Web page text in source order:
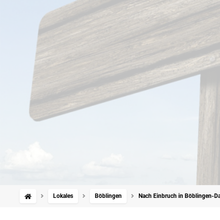
Lokales Böblingen Nach Einbruch in Böblingen-